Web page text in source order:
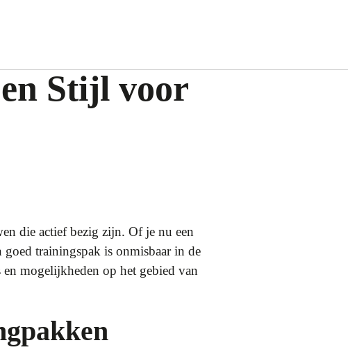
Stijl voor
die actief bezig zijn. Of je nu een
trainingspak is onmisbaar in de
mogelijkheden op het gebied van